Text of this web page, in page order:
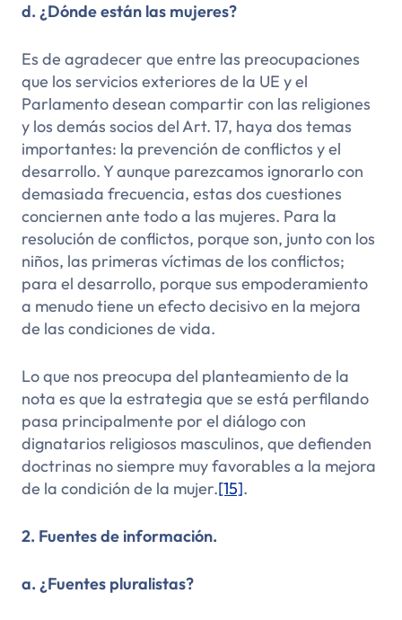
d. ¿Dónde están las mujeres?
Es de agradecer que entre las preocupaciones
que los servicios exteriores de la UE y el
Parlamento desean compartir con las religiones
y los demás socios del Art. 17, haya dos temas
importantes: la prevención de conflictos y el
desarrollo. Y aunque parezcamos ignorarlo con
demasiada frecuencia, estas dos cuestiones
conciernen ante todo a las mujeres. Para la
resolución de conflictos, porque son, junto con los
niños, las primeras víctimas de los conflictos;
para el desarrollo, porque sus empoderamiento
a menudo tiene un efecto decisivo en la mejora
de las condiciones de vida.
Lo que nos preocupa del planteamiento de la
nota es que la estrategia que se está perfilando
pasa principalmente por el diálogo con
dignatarios religiosos masculinos, que defienden
doctrinas no siempre muy favorables a la mejora
de la condición de la mujer.[15].
2. Fuentes de información.
a. ¿Fuentes pluralistas?